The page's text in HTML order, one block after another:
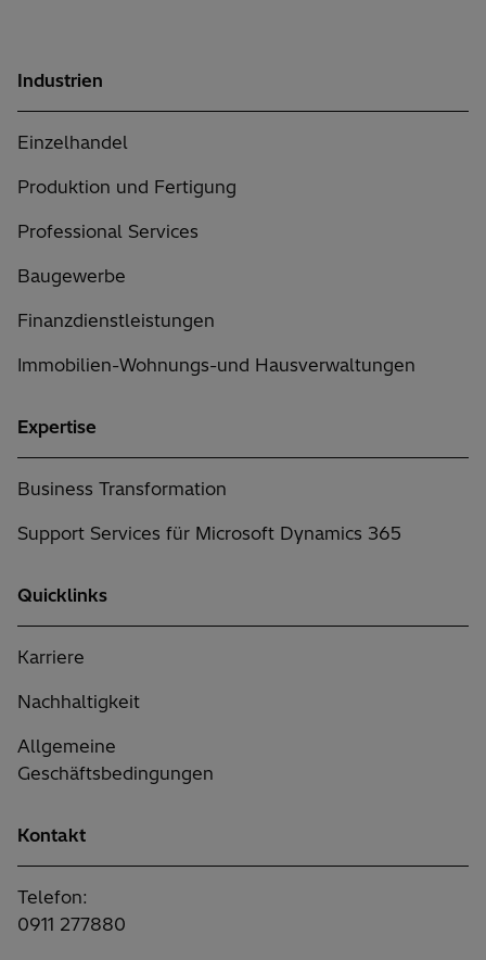
Industrien
Einzelhandel
Produktion und Fertigung
Professional Services
Baugewerbe
Finanzdienstleistungen
Immobilien-Wohnungs-und Hausverwaltungen
Expertise
Business Transformation
Support Services für Microsoft Dynamics 365
Quicklinks
Karriere
Nachhaltigkeit
Allgemeine
Geschäftsbedingungen
Kontakt
Telefon:
0911 277880